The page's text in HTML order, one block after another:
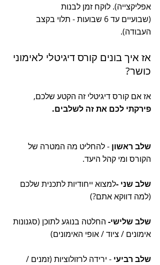
אפליקצייה). לוקח זמן לבנות
(שבועיים עד 6 שבועות - תלוי בקצב
העבודה).
אז איך בונים קורס דיגיטלי לאימוני
כושר?
אז אם קורס דיגיטלי זה הקטע שלכם,
פירקתי לכם את זה לשלבים.
שלב ראשון - להחליט מה המטרה של
הקורס ומי קהל היעד.
שלב שני -למצוא ייחודיות לתכנית שלכם
(למה דווקא אתם?)
שלב שלישי- החלטה בנוגע לתוכן (סגנונות
אימונים / ציוד / אופי האימונים)
שלב רביעי - ירידה לרזולוציות (זמנים /